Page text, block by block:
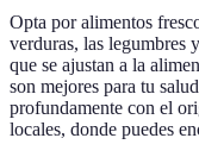
Opta por alimentos
verduras, las legumbres
que se ajustan a la
son mejores para tu
profundamente con el
locales, donde puedes